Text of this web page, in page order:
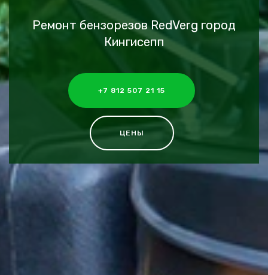
Ремонт бензорезов RedVerg город
Кингисепп
+7 812 507 21 15
ЦЕНЫ